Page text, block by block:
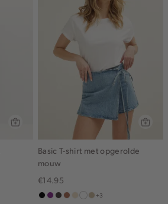
Basic T-shirt met opgerolde
mouw
€14.95
zwart
middenpaars
chocoterracotta
vanille
witlichtzand
+3